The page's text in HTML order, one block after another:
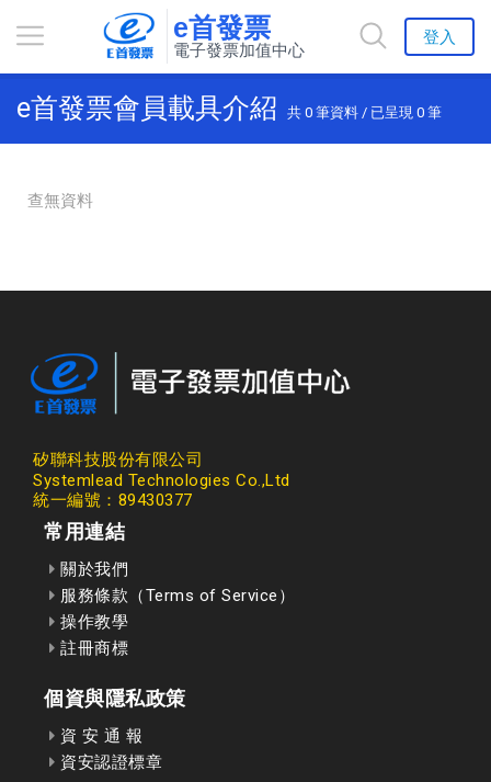
e首發票
電子發票加值中心
登入
e首發票會員載具介紹 共 0 筆資料 / 已呈現 0 筆
查無資料
矽聯科技股份有限公司
Systemlead Technologies Co.,Ltd
統一編號：89430377
常用連結
關於我們
服務條款（Terms of Service）
操作教學
註冊商標
個資與隱私政策
資 安 通 報
資安認證標章